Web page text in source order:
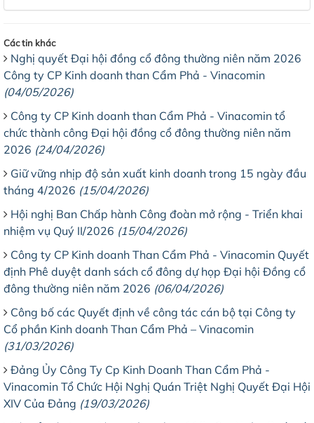
Các tin khác
Nghị quyết Đại hội đồng cổ đông thường niên năm 2026
Công ty CP Kinh doanh than Cẩm Phả - Vinacomin
(04/05/2026)
Công ty CP Kinh doanh than Cẩm Phả - Vinacomin tổ
chức thành công Đại hội đồng cổ đông thường niên năm
2026 (24/04/2026)
Giữ vững nhịp độ sản xuất kinh doanh trong 15 ngày đầu
tháng 4/2026 (15/04/2026)
Hội nghị Ban Chấp hành Công đoàn mở rộng - Triển khai
nhiệm vụ Quý II/2026 (15/04/2026)
Công ty CP Kinh doanh Than Cẩm Phả - Vinacomin Quyết
định Phê duyệt danh sách cổ đông dự họp Đại hội Đồng cổ
đông thường niên năm 2026 (06/04/2026)
Công bố các Quyết định về công tác cán bộ tại Công ty
Cổ phần Kinh doanh Than Cẩm Phả – Vinacomin
(31/03/2026)
Đảng Ủy Công Ty Cp Kinh Doanh Than Cẩm Phả -
Vinacomin Tổ Chức Hội Nghị Quán Triệt Nghị Quyết Đại Hội
XIV Của Đảng (19/03/2026)